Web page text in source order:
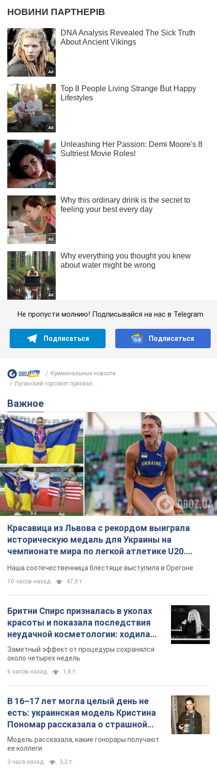
Не пропусти молнию! Подписывайся на нас в Telegram
Подписаться Подписаться
Криминальные новости
Луганский горсовет призвал...
Важное
Красавица из Львова с рекордом выиграла
историческую медаль для Украины на
чемпионате мира по легкой атлетике U20.
Видео
Наша соотечественница блестяще выступила в Орегоне
10 часов назад 47,0 т.
Бритни Спирс призналась в уколах
красоты и показала последствия
неудачной косметологии: ходила
так почти месяц
Заметный эффект от процедуры сохранялся
около четырех недель
6 часов назад 1,8 т.
В 16–17 лет могла целый день не
есть: украинская модель Кристина
Пономар рассказала о страшной
стороне модельной карьеры
Модель рассказала, какие гонорары получают
ее коллеги
3 часа назад 3,2 т.